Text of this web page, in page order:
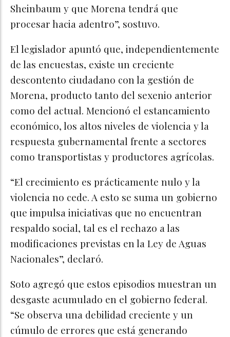
Sheinbaum y que Morena tendrá que
procesar hacia adentro”, sostuvo.
El legislador apuntó que, independientemente
de las encuestas, existe un creciente
descontento ciudadano con la gestión de
Morena, producto tanto del sexenio anterior
como del actual. Mencionó el estancamiento
económico, los altos niveles de violencia y la
respuesta gubernamental frente a sectores
como transportistas y productores agrícolas.
“El crecimiento es prácticamente nulo y la
violencia no cede. A esto se suma un gobierno
que impulsa iniciativas que no encuentran
respaldo social, tal es el rechazo a las
modificaciones previstas en la Ley de Aguas
Nacionales”, declaró.
Soto agregó que estos episodios muestran un
desgaste acumulado en el gobierno federal.
“Se observa una debilidad creciente y un
cúmulo de errores que está generando